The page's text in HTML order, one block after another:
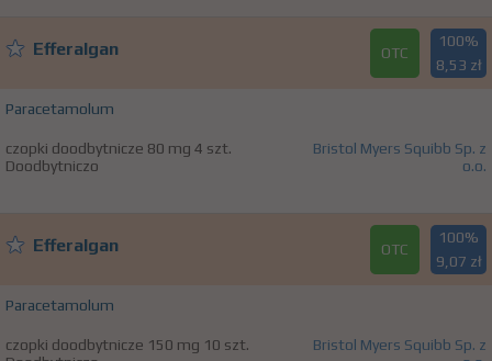
Efferalgan OTC
100%
8,53 zł
Paracetamolum
czopki doodbytnicze 80 mg 4 szt.
Doodbytniczo
Bristol Myers Squibb Sp. z
o.o.
Efferalgan OTC
100%
9,07 zł
Paracetamolum
czopki doodbytnicze 150 mg 10 szt.
Bristol Myers Squibb Sp. z